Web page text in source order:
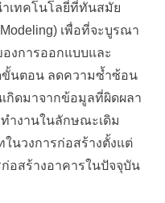
เทคโนโลยี่ที่ทันสมัย
เพื่อที่จะบูรณา
งการออกแบบและ
ขั้นตอน ลดความซ้ำซ้อน
กิดมาจากข้อมูลที่ผิดผลา
ำงานในลักษณะเดิม
นวงการก่อสร้างตั้งแต่
อสร้างอาคารในปัจจุบัน